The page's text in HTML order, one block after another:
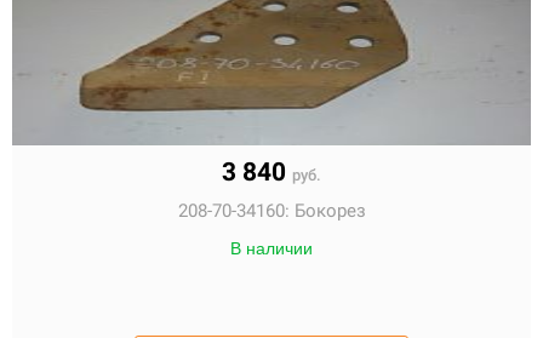
3 840 руб.
208-70-34160: Бокорез
В наличии